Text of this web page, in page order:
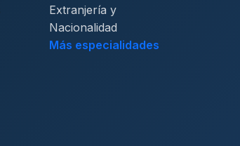
Extranjería y
Nacionalidad
Más especialidades